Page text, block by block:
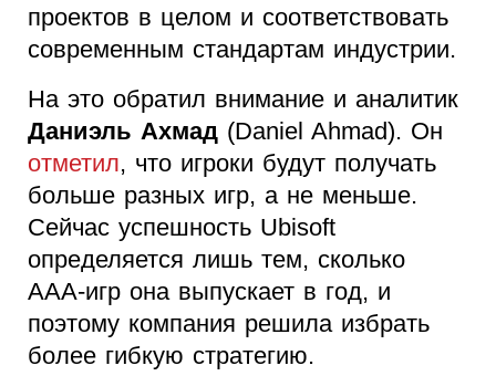
проектов в целом и соответствовать
современным стандартам индустрии.
На это обратил внимание и аналитик
Даниэль Ахмад (Daniel Ahmad). Он
отметил, что игроки будут получать
больше разных игр, а не меньше.
Сейчас успешность Ubisoft
определяется лишь тем, сколько
AAA-игр она выпускает в год, и
поэтому компания решила избрать
более гибкую стратегию.